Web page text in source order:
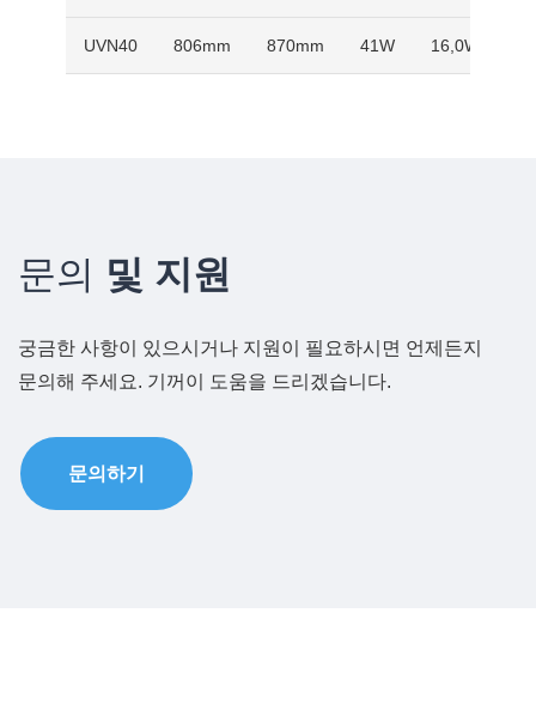
UVN40 806mm 870mm 41W 16,0W
문의 및 지원
궁금한 사항이 있으시거나 지원이 필요하시면 언제든지
문의해 주세요. 기꺼이 도움을 드리겠습니다.
문의하기